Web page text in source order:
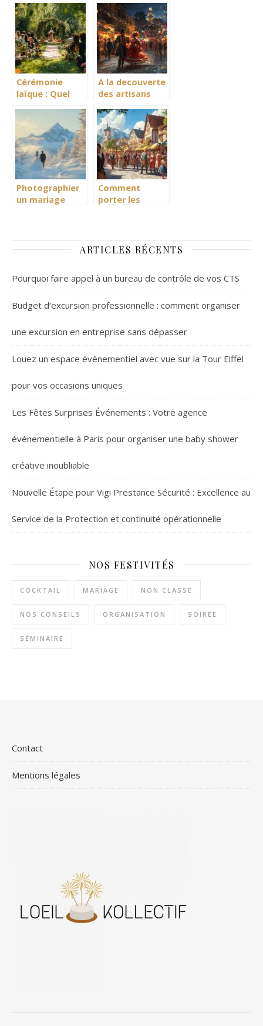
comparatif des
plus belles
soirees
dansantes
Digitaux qui ont
Marque
l’Histoire
Cérémonie
laïque : Quel
pour symboliser
votre union ?
A la decouverte
des artisans
Feria de Malaga
2025
Photographier
un mariage
Comment
porter les
style
ARTICLES RÉCENTS
Pourquoi faire appel à un bureau de contrôle de vos CTS
Budget d’excursion professionnelle : comment organiser
une excursion en entreprise sans dépasser
Louez un espace événementiel avec vue sur la Tour Eiffel
pour vos occasions uniques
Les Fêtes Surprises Événements : Votre agence
événementielle à Paris pour organiser une baby shower
créative inoubliable
Nouvelle Étape pour Vigi Prestance Sécurité : Excellence au
Service de la Protection et continuité opérationnelle
NOS FESTIVITÉS
COCKTAIL MARIAGE NON CLASSÉ
NOS CONSEILS ORGANISATION SOIRÉE
SÉMINAIRE
Contact
Mentions légales